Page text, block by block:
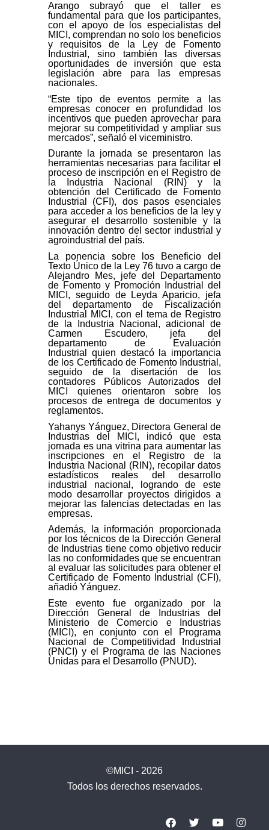
Arango subrayó que el taller es
fundamental para que los participantes,
con el apoyo de los especialistas del
MICI, comprendan no solo los beneficios
y requisitos de la Ley de Fomento
Industrial, sino también las diversas
oportunidades de inversión que esta
legislación abre para las empresas
nacionales.
“Este tipo de eventos permite a las
empresas conocer en profundidad los
incentivos que pueden aprovechar para
mejorar su competitividad y ampliar sus
mercados”, señaló el viceministro.
Durante la jornada se presentaron las
herramientas necesarias para facilitar el
proceso de inscripción en el Registro de
la Industria Nacional (RIN) y la
obtención del Certificado de Fomento
Industrial (CFI), dos pasos esenciales
para acceder a los beneficios de la ley y
asegurar el desarrollo sostenible y la
innovación dentro del sector industrial y
agroindustrial del país.
La ponencia sobre los Beneficio del
Texto Único de la Ley 76 tuvo a cargo de
Alejandro Mes, jefe del Departamento
de Fomento y Promoción Industrial del
MICI, seguido de Leyda Aparicio, jefa
del departamento de Fiscalización
Industrial MICI, con el tema de Registro
de la Industria Nacional, adicional de
Carmen Escudero, jefa del
departamento de Evaluación
Industrial quien destacó la importancia
de los Certificado de Fomento Industrial,
seguido de la disertación de los
contadores Públicos Autorizados del
MICI quienes orientaron sobre los
procesos de entrega de documentos y
reglamentos.
Yahanys Yánguez, Directora General de
Industrias del MICI, indicó que esta
jornada es una vitrina para aumentar las
inscripciones en el Registro de la
Industria Nacional (RIN), recopilar datos
estadísticos reales del desarrollo
industrial nacional, logrando de este
modo desarrollar proyectos dirigidos a
mejorar las falencias detectadas en las
empresas.
Además, la información proporcionada
por los técnicos de la Dirección General
de Industrias tiene como objetivo reducir
las no conformidades que se encuentran
al evaluar las solicitudes para obtener el
Certificado de Fomento Industrial (CFI),
añadió Yánguez.
Este evento fue organizado por la
Dirección General de Industrias del
Ministerio de Comercio e Industrias
(MICI), en conjunto con el Programa
Nacional de Competitividad Industrial
(PNCI) y el Programa de las Naciones
Unidas para el Desarrollo (PNUD).
©MICI - 2026
Todos los derechos reservados.